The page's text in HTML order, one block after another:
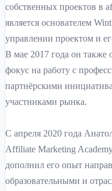
собственных проектов в
является основателем
управлении проектом и
В мае 2017 года он также
фокус на работу с
партнёрскими
участниками рынка.
С апреля 2020 года
Affiliate Marketing
дополнил его опыт
образовательными и